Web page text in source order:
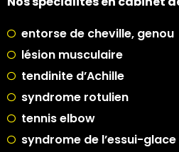
entorse de cheville, genou
lésion musculaire
tendinite d’Achille
syndrome rotulien
tennis elbow
syndrome de l’essui-glace